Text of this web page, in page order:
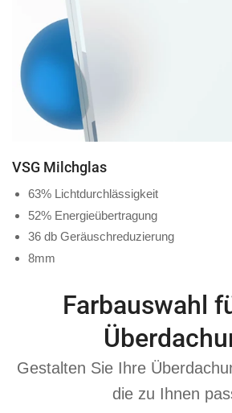
VSG Milchglas
63% Lichtdurchlässigkeit
52% Energieübertragung
36 db Geräuschreduzierung
8mm
Farbauswahl
Gestalten Sie Ihre
die zu Ihnen